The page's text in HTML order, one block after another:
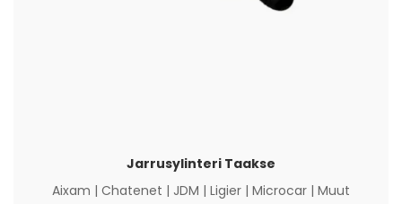
Jarrusylinteri Taakse
Aixam | Chatenet | JDM | Ligier | Microcar | Muut